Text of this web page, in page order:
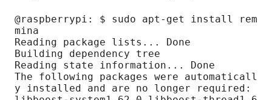
@raspberrypi: $ sudo apt-get install rem
mina
Reading package lists... Done
Building dependency tree
Reading state information... Done
The following packages were automaticall
y installed and are no longer required: